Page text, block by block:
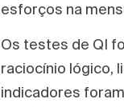
esforços na
Os testes de QI
raciocínio lógico,
indicadores